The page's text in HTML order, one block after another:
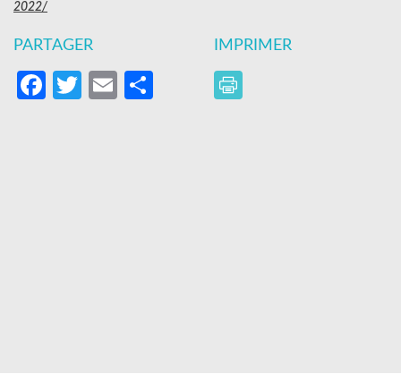
2022/
PARTAGER
Facebook
Twitter
EmailPartager
IMPRIMER